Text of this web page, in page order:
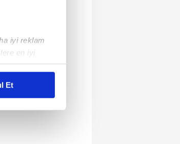
iyi reklam
en iyi
Bu
Et